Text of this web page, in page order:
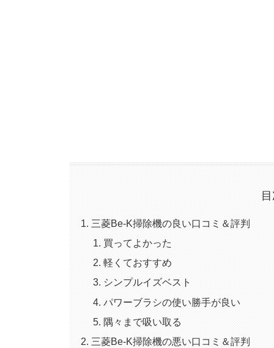
三菱Be-K掃除機の良い口コミ＆評判
買ってよかった
軽くておすすめ
シンプルイズベスト
パワーブラシの使い勝手が良い
隅々まで吸い取る
三菱Be-K掃除機の悪い口コミ＆評判